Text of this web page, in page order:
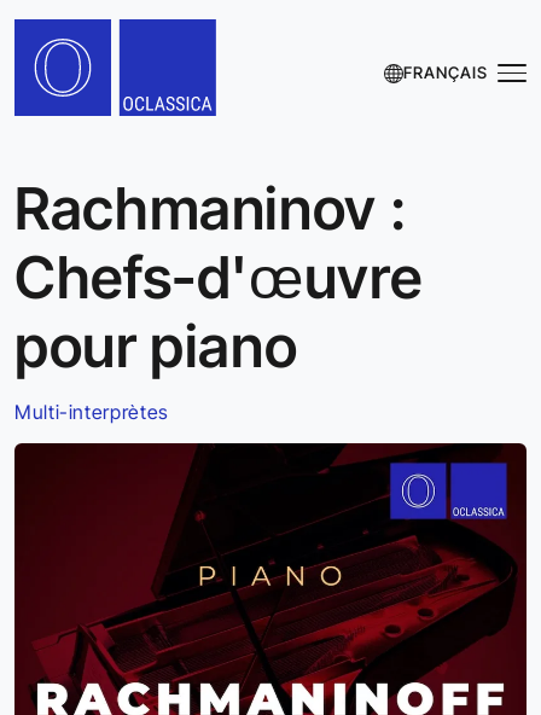
FRANÇAIS
Rachmaninov :
Chefs-d'œuvre
pour piano
Multi-interprètes